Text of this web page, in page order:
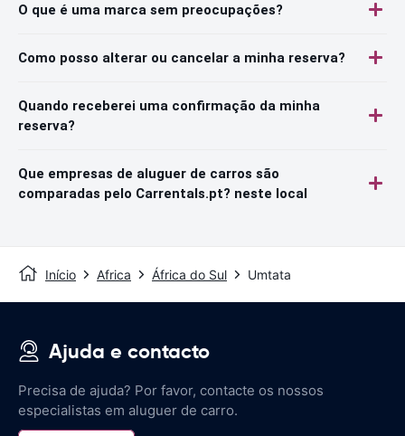
O que é uma marca sem preocupações?
Como posso alterar ou cancelar a minha reserva?
Quando receberei uma confirmação da minha
reserva?
Que empresas de aluguer de carros são
comparadas pelo Carrentals.pt? neste local
Início Africa África do Sul Umtata
Ajuda e contacto
Precisa de ajuda? Por favor, contacte os nossos
especialistas em aluguer de carro.